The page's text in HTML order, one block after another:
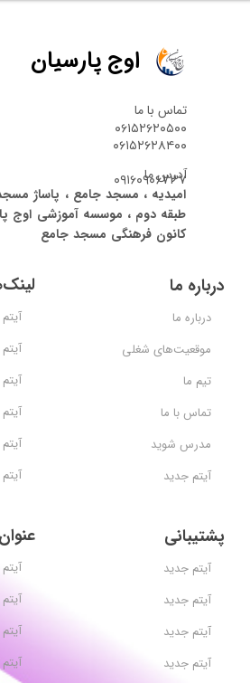
اوج پارسیان
تماس با ما
۰۶۱۵۲۶۲۰۵۰۰
۰۶۱۵۲۶۲۸۴۰۰
۰۹۱۶۰۹۰۶۷۳۷
آدرس ما
امیدیه ، مسجد جامع ، پاساژ
طبقه دوم ، موسسه آموزشی اوج
کانون فرهنگی مسجد جامع
درباره ما
موقعیت‌های شغلی
تیم ما
تماس با ما
مدرس شوید
آیتم جدید
درباره ما
پشتیبانی
آیتم جدید
آیتم جدید
آیتم جدید
آیتم جدید